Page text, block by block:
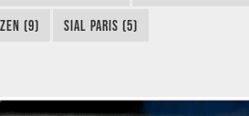
(9) SIAL PARIS (5)